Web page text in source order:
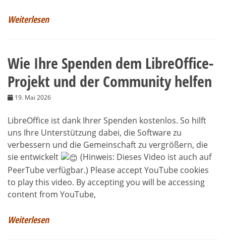
Weiterlesen
Wie Ihre Spenden dem LibreOffice-
Projekt und der Community helfen
19. Mai 2026
LibreOffice ist dank Ihrer Spenden kostenlos. So hilft
uns Ihre Unterstützung dabei, die Software zu
verbessern und die Gemeinschaft zu vergrößern, die
sie entwickelt
(Hinweis: Dieses Video ist auch auf
PeerTube verfügbar.) Please accept YouTube cookies
to play this video. By accepting you will be accessing
content from YouTube,
Weiterlesen